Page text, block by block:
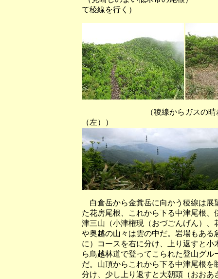
て稜線を行く）
（稜線からガスの晴れ間に
（左））
白倉岳から金糞岳に向かう稜線は展
た花房尾根、これから下る中津尾根
津三山（小津権現（おづごんげん）
や奥越の山々は雲の中だ。岩場もあ
に）コースを右に分け、上り返すと
ら鳥越林道で登ってこられた登山グ
だ。山頂からこれから下る中津尾根
分け、少し上り返すと大朝頭（おお